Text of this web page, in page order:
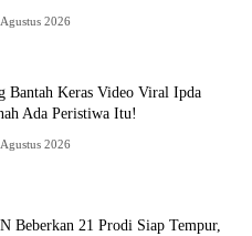
2026
Bantah Keras Video Viral Ipda
Ada Peristiwa Itu!
2026
Beberkan 21 Prodi Siap Tempur,